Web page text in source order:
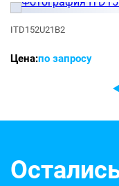
ITD152U21B2
Цена:по запросу